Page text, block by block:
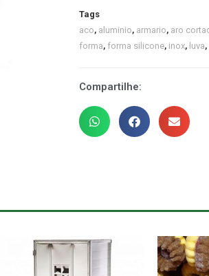
Tags
aco, aluminio, armario, aro
forma, forma silicone, inox, luva,
Compartilhe: